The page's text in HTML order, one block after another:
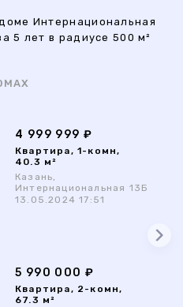
Интернациональная
5 лет в радиусе 500 м²
4 999 999 ₽
Квартира, 1-комн,
40.3 м²
Казань,
Интернациональная 13Б
13.05.2024 17:51
5 990 000 ₽
Квартира, 2-комн,
67.3 м²